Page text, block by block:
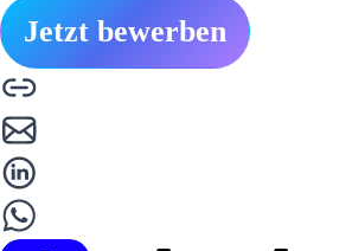
Jetzt bewerben